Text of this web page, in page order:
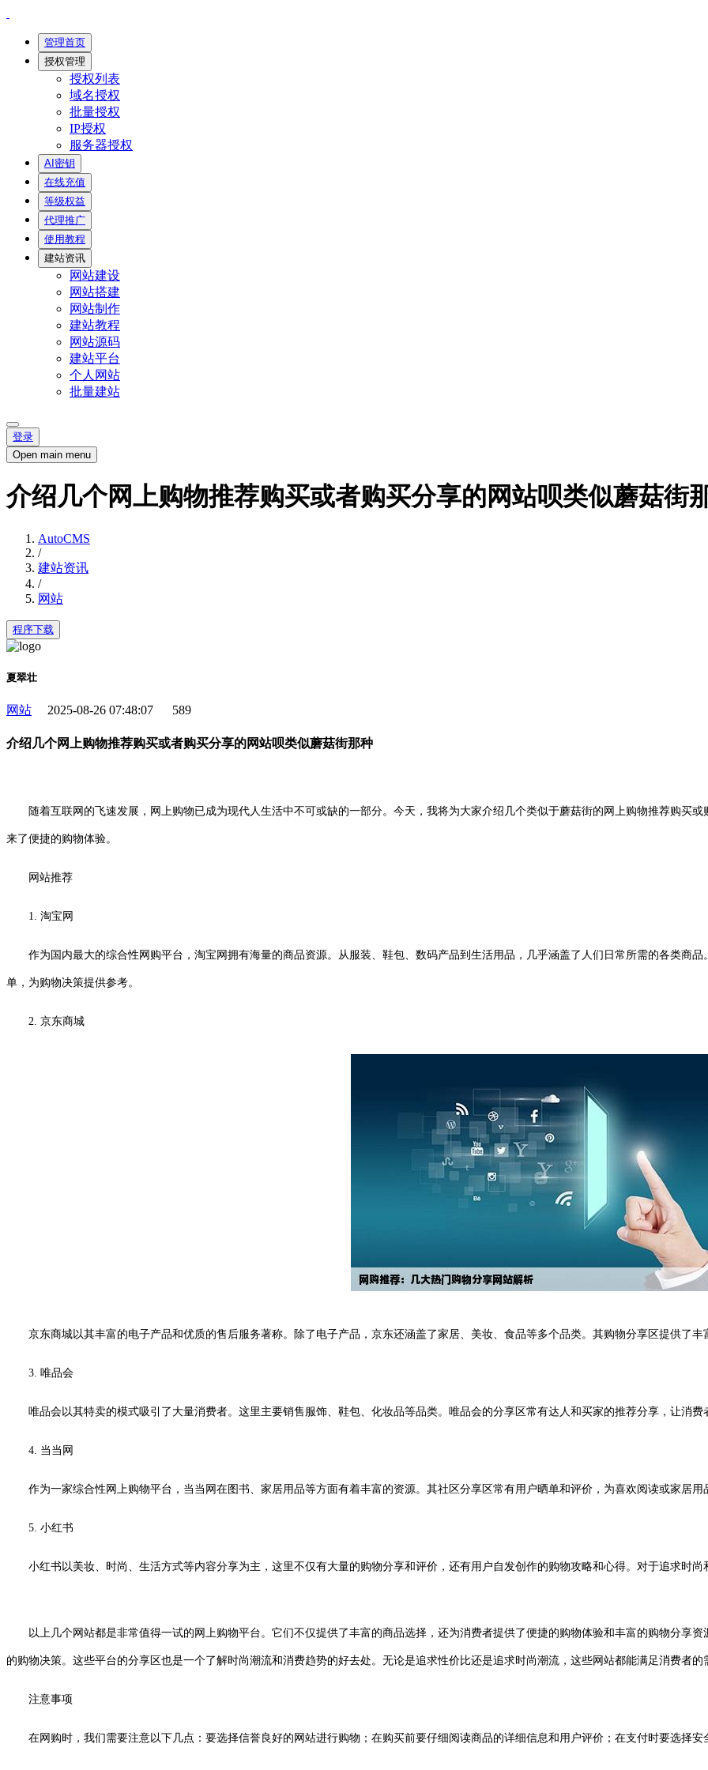
管理首页
授权管理
授权列表
域名授权
批量授权
IP授权
服务器授权
AI密钥
在线充值
等级权益
代理推广
使用教程
建站资讯
网站建设
网站搭建
网站制作
建站教程
网站源码
建站平台
个人网站
批量建站
登录
Open main menu
介绍几个网上购物推荐购买或者购买分享的网站呗类似蘑菇街
AutoCMS
/
建站资讯
/
网站
程序下载
夏翠壮
网站 2025-08-26 07:48:07 589
介绍几个网上购物推荐购买或者购买分享的网站呗类似蘑菇街那种
随着互联网的飞速发展，网上购物已成为现代人生活中不可或缺的一部分。今天，我将为大家介绍几个类似于蘑菇街的网上购物推荐购买或
来了便捷的购物体验。
网站推荐
1. 淘宝网
作为国内最大的综合性网购平台，淘宝网拥有海量的商品资源。从服装、鞋包、数码产品到生活用品，几乎涵盖了人们日常所需的各类商
单，为购物决策提供参考。
2. 京东商城
京东商城以其丰富的电子产品和优质的售后服务著称。除了电子产品，京东还涵盖了家居、美妆、食品等多个品类。其购物分享区提供了
3. 唯品会
唯品会以其特卖的模式吸引了大量消费者。这里主要销售服饰、鞋包、化妆品等品类。唯品会的分享区常有达人和买家的推荐分享，让消
4. 当当网
作为一家综合性网上购物平台，当当网在图书、家居用品等方面有着丰富的资源。其社区分享区常有用户晒单和评价，为喜欢阅读或家居
5. 小红书
小红书以美妆、时尚、生活方式等内容分享为主，这里不仅有大量的购物分享和评价，还有用户自发创作的购物攻略和心得。对于追求时
以上几个网站都是非常值得一试的网上购物平台。它们不仅提供了丰富的商品选择，还为消费者提供了便捷的购物体验和丰富的购物分享
的购物决策。这些平台的分享区也是一个了解时尚潮流和消费趋势的好去处。无论是追求性价比还是追求时尚潮流，这些网站都能满足消费者的
注意事项
在网购时，我们需要注意以下几点：要选择信誉良好的网站进行购物；在购买前要仔细阅读商品的详细信息和用户评价；在支付时要选择